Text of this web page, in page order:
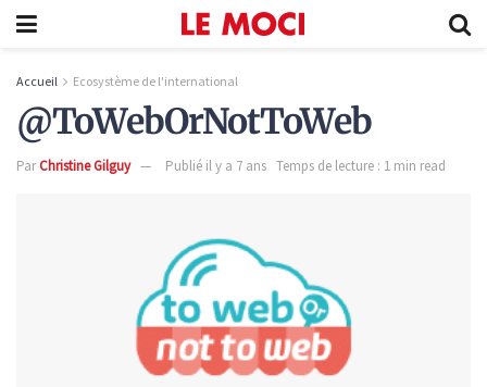
Accueil Ecosystème de l'international
@ToWebOrNotToWeb
ParChristine Gilguy Publié il y a 7 ans Temps de lecture : 1 min read